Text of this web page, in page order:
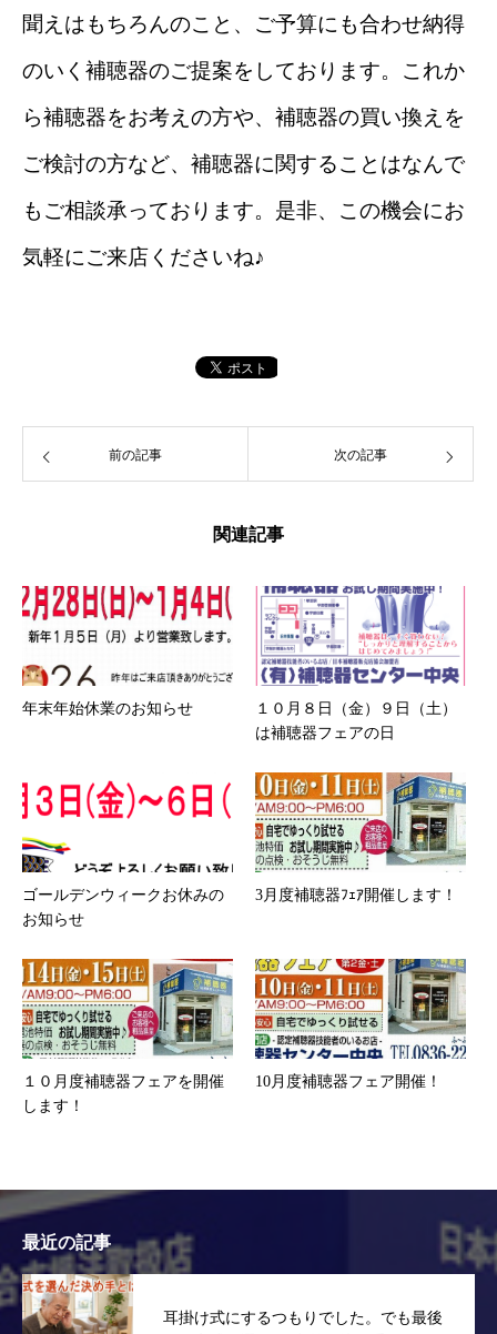
聞えはもちろんのこと、ご予算にも合わせ納得
のいく補聴器のご提案をしております。これか
ら補聴器をお考えの方や、補聴器の買い換えを
ご検討の方など、補聴器に関することはなんで
もご相談承っております。是非、この機会にお
気軽にご来店くださいね♪
前の記事 次の記事
関連記事
年末年始休業のお知らせ
１０月８日（金）９日（土）
は補聴器フェアの日
ゴールデンウィークお休みの
お知らせ
3月度補聴器ﾌｪｱ開催します！
１０月度補聴器フェアを開催
します！
10月度補聴器フェア開催！
最近の記事
耳掛け式にするつもりでした。でも最後